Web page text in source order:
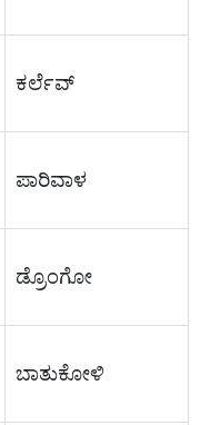
ಕರ್ಲೆವ್
ಪಾರಿವಾಳ
ಡ್ರೊಂಗೋ
ಬಾತುಕೋಳಿ